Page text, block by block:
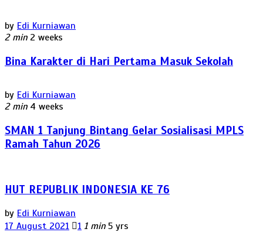
by Edi Kurniawan
2 min 2 weeks
Bina Karakter di Hari Pertama Masuk Sekolah
by Edi Kurniawan
2 min 4 weeks
SMAN 1 Tanjung Bintang Gelar Sosialisasi MPLS
Ramah Tahun 2026
HUT REPUBLIK INDONESIA KE 76
by Edi Kurniawan
17 August 2021
1 1 min 5 yrs